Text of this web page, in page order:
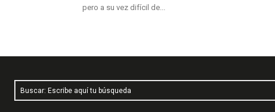
pero a su vez difícil de...
Buscar: Escribe aquí tu búsqueda